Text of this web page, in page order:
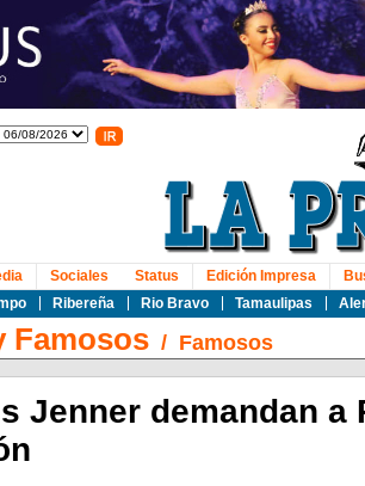
Ribereña Rio Bravo Tamaulipas
Sociales Status Edición Impresa
Famosos / Famosos
Jenner demandan a